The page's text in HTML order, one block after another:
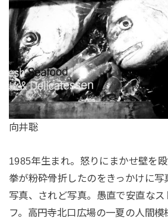
向井聡
1985年生まれ。怒りにまかせ壁を殴
拳が粉砕骨折したのをきっかけに
写真、されど写真。愚直で安直な
フ。高円寺北口広場の一夏の人間模